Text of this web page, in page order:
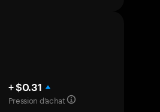
+ $0.31
Pression d’achat